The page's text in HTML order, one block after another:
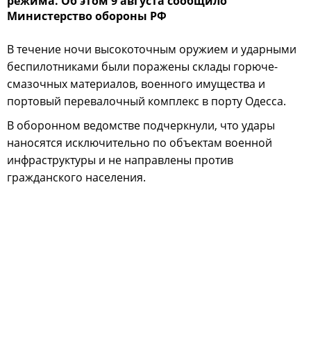
Министерство обороны РФ
В течение ночи высокоточным оружием и ударными
беспилотниками были поражены склады горюче-
смазочных материалов, военного имущества и
портовый перевалочный комплекс в порту Одесса.
В оборонном ведомстве подчеркнули, что удары
наносятся исключительно по объектам военной
инфраструктуры и не направлены против
гражданского населения.